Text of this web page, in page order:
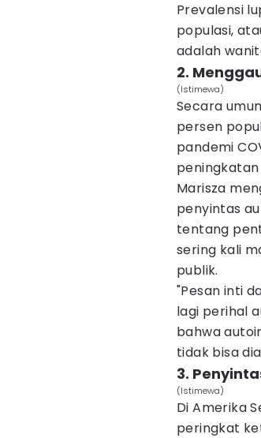
Prevalensi
populasi,
adalah
2.
(Istimewa)
Secara
persen
pandemi
Marisza
penyintas
tentang
sering kali
publik.
"Pesan inti
lagi perihal
bahwa
tidak bisa
3.
(Istimewa)
Di Amerika
peringkat